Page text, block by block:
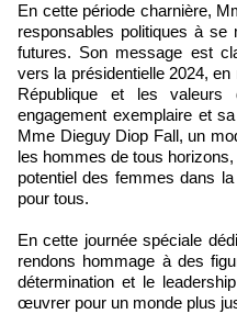
En cette période charnière,
responsables politiques à
futures. Son message est
vers la présidentielle 2024,
République et les valeurs
engagement exemplaire et
Mme Dieguy Diop Fall, un
les hommes de tous
potentiel des femmes dans
pour tous.
En cette journée spéciale
rendons hommage à des
détermination et le
œuvrer pour un monde plus